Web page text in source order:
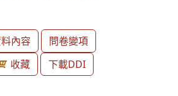
內容
問卷變項
收藏
下載DDI